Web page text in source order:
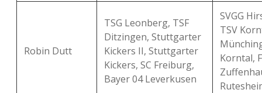
Robin Dutt
TSG Leonberg, TSF
Ditzingen, Stuttgarter
Kickers II, Stuttgarter
Kickers, SC Freiburg,
Bayer 04 Leverkusen
SVGG
TSV
Korntal,